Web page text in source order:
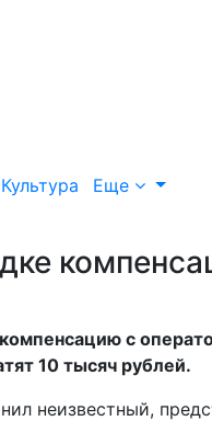
Культура Еще
с
10 тысяч рублей.
неизвестный,